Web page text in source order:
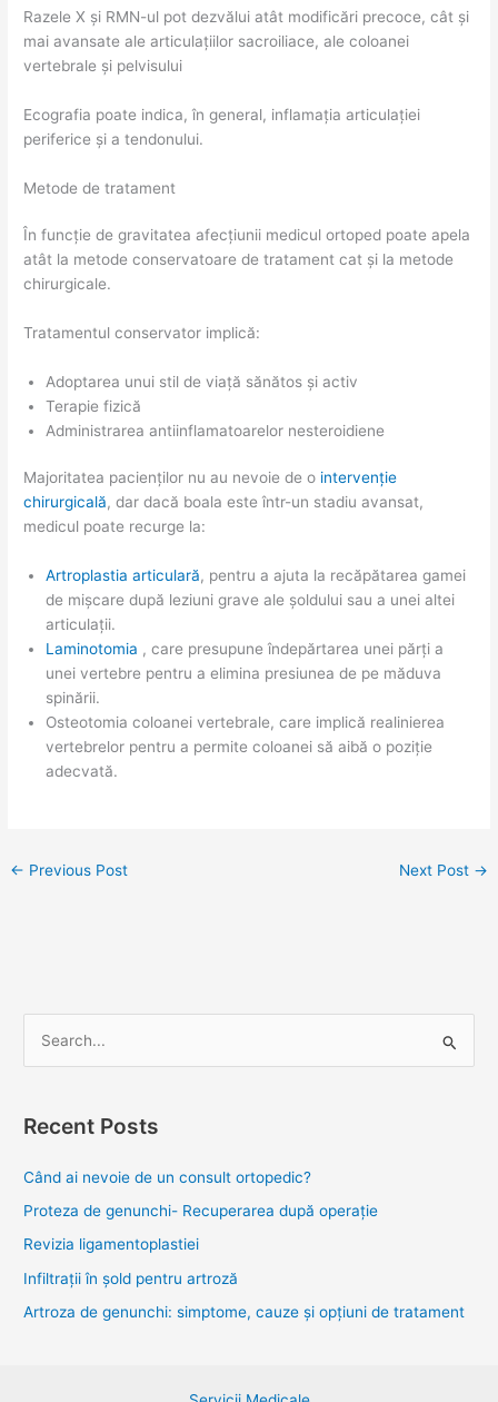
Razele X și RMN-ul pot dezvălui atât modificări precoce, cât și
mai avansate ale articulațiilor sacroiliace, ale coloanei
vertebrale și pelvisului
Ecografia poate indica, în general, inflamația articulației
periferice și a tendonului.
Metode de tratament
În funcție de gravitatea afecțiunii medicul ortoped poate apela
atât la metode conservatoare de tratament cat și la metode
chirurgicale.
Tratamentul conservator implică:
Adoptarea unui stil de viață sănătos și activ
Terapie fizică
Administrarea antiinflamatoarelor nesteroidiene
Majoritatea pacienților nu au nevoie de o intervenție
chirurgicală, dar dacă boala este într-un stadiu avansat,
medicul poate recurge la:
Artroplastia articulară, pentru a ajuta la recăpătarea gamei
de mișcare după leziuni grave ale șoldului sau a unei altei
articulații.
Laminotomia , care presupune îndepărtarea unei părți a
unei vertebre pentru a elimina presiunea de pe măduva
spinării.
Osteotomia coloanei vertebrale, care implică realinierea
vertebrelor pentru a permite coloanei să aibă o poziție
adecvată.
← Previous Post Next Post →
r
o
r
:
Recent Posts
Când ai nevoie de un consult ortopedic?
Proteza de genunchi- Recuperarea după operație
Revizia ligamentoplastiei
Infiltrații în șold pentru artroză
Artroza de genunchi: simptome, cauze și opțiuni de tratament